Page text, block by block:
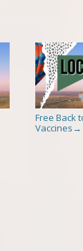
Free Back
Vaccines →